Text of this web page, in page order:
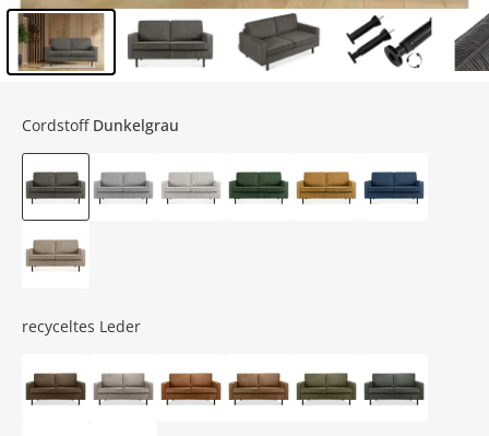
Cordstoff Dunkelgrau
recyceltes Leder